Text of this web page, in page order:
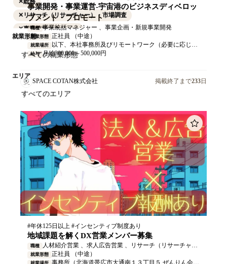
✕総務
✕ リサーチ（リサーチャー）・市場調査
✕事業統括マネジャー
経営企画
✕事業企画・新規事業開発
✕人事（労務・給与社保）
✕人事（人事制度）
就業形態
エリア
事業開発・事業運営-宇宙港のビジネスディベロッ
プメント・プロモート
職種 事業統括マネジャー 、事業企画・新規事業開発
就業形態 正社員 （中途）
就業場所
給与 月給300,000～500,000円
SPACE COTAN株式会社 掲載終了まで233日
#年休125日以上 #インセンティブ制度あり
地域課題を解くDX営業メンバー募集
職種
就業形態 正社員 （中途）
就業場所